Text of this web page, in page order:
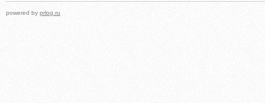
powered by prlog.ru